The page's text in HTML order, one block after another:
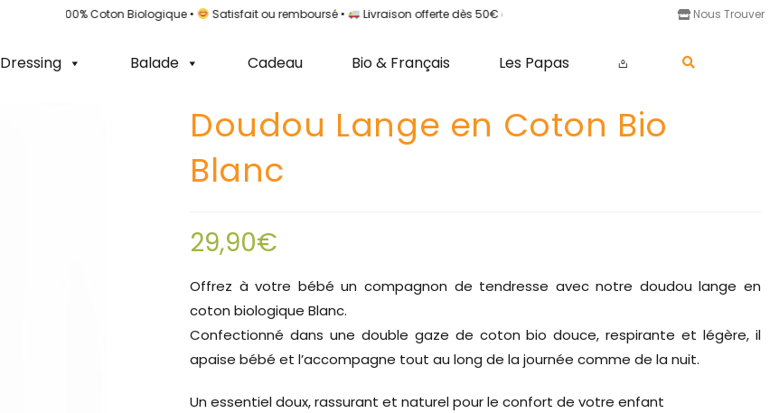
100% Coton Biologique • Satisfait ou remboursé • Livraison offerte dès 50€ d'achat • 100% Coton
Nous Trouver
Dressing Balade Cadeau Bio & Français Les Papas 𖡌
Doudou Lange en Coton Bio
Blanc
29,90€
Offrez à votre bébé un compagnon de tendresse avec notre doudou lange en
coton biologique Blanc.
Confectionné dans une double gaze de coton bio douce, respirante et légère, il
apaise bébé et l’accompagne tout au long de la journée comme de la nuit.
Un essentiel doux, rassurant et naturel pour le confort de votre enfant